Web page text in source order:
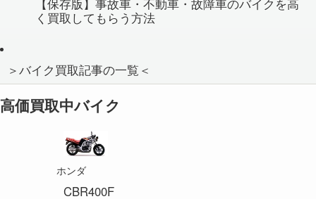
【保存版】事故車・不動車・故障車のバイクを高
く買取してもらう方法
＞バイク買取記事の一覧＜
高価買取中バイク
ホンダ
CBR400F